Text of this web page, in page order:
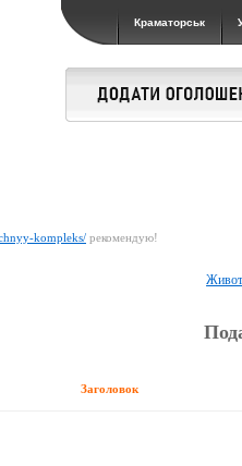
Краматорськ
Заголовок
kompleks/ рекомендую!